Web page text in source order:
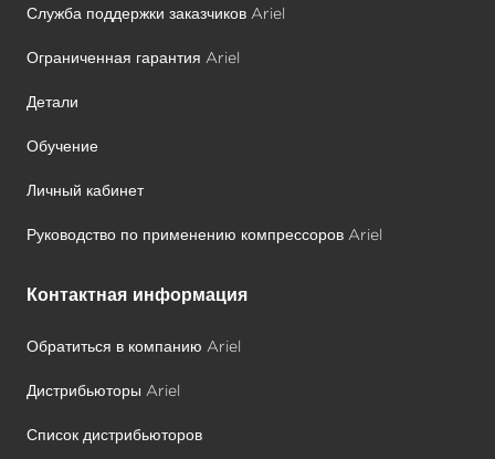
Служба поддержки заказчиков Ariel
Ограниченная гарантия Ariel
Детали
Обучение
Личный кабинет
Руководство по применению компрессоров Ariel
Контактная информация
Обратиться в компанию Ariel
Дистрибьюторы Ariel
Список дистрибьюторов